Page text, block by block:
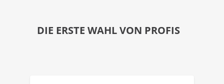
DIE ERSTE WAHL VON PROFIS